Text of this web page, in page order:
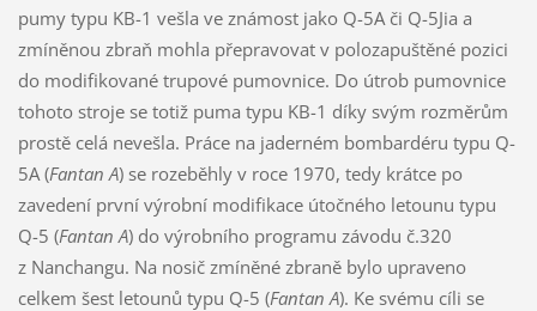
pumy typu KB-1 vešla ve známost jako Q-5A či Q-5Jia a
zmíněnou zbraň mohla přepravovat v polozapuštěné pozici
do modifikované trupové pumovnice. Do útrob pumovnice
tohoto stroje se totiž puma typu KB-1 díky svým rozměrům
prostě celá nevešla. Práce na jaderném bombardéru typu Q-
5A (Fantan A) se rozeběhly v roce 1970, tedy krátce po
zavedení první výrobní modifikace útočného letounu typu
Q-5 (Fantan A) do výrobního programu závodu č.320
z Nanchangu. Na nosič zmíněné zbraně bylo upraveno
celkem šest letounů typu Q-5 (Fantan A). Ke svému cíli se